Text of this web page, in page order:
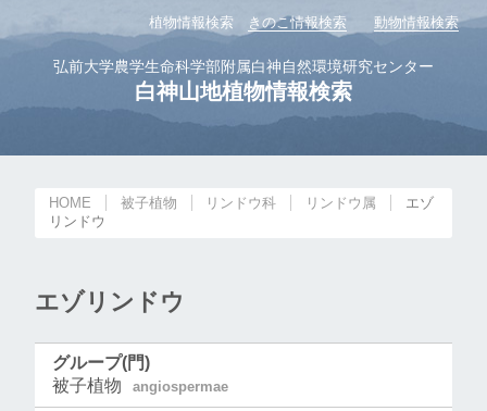
植物情報検索 きのこ情報検索 動物情報検索
弘前大学農学生命科学部附属白神自然環境研究センター
白神山地植物情報検索
HOME 被子植物 リンドウ科 リンドウ属
エゾ
リンドウ
エゾリンドウ
グループ(門)
被子植物
angiospermae